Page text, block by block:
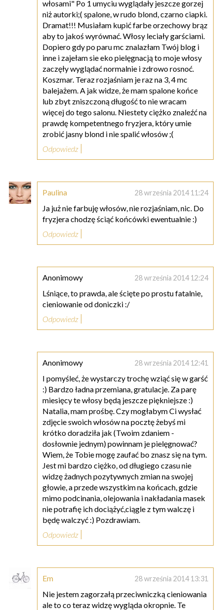
włosami" Po 1 umyciu wyglądały jeszcze gorzej
niż autorki;( spalone, w rudo blond, czarno ciapki.
Dramat!!! Musiałam kupić farbe orzechowy brąz
aby to jakoś wyrównać. Włosy leciały garściami.
Dopiero gdy po paru mc znalazłam Twój blog i
inne i zajełam sie eko pielęgnacją to moje włosy
zaczęły wyglądać normalnie i zdrowo rosnoć.
Koszmar. Teraz rozjaśniam je raz na 3, 4 mc
balejażem. A jak widze, że mam spalone końce
lub zbyt zniszczoną długość to nie wracam
więcej do tego salonu. Niestety ciężko znaleźć na
prawdę kompetentnego fryzjera, który umie
zrobić jasny blond i nie spalić włosów ;(
Odpowiedz
Paulina 28 września 2014 11:24
Ja już nie farbuję włosów, nie rozjaśniam, nic. Do
fryzjera chodzę ściąć końcówki ewentualnie :)
Odpowiedz
Anonimowy 28 września 2014 12:24
Lśniące, to prawda, ale ścięte po prostu fatalnie,
cieniowanie od doniczki :/
Odpowiedz
Anonimowy 28 września 2014 12:41
I pomyśleć, że wystarczy trochę wziąć się w garść
:) Bardzo ładna przemiana, gratulacje. Za parę
miesięcy te włosy będą jeszcze piękniejsze :)
Natalia, mam prośbę. Czy mogłabym Ci wysłać
zdjęcie swoich włosów na pocztę żebyś mi
krótko doradziła jak (Twoim zdaniem -
dosłownie jednym) powinnam je pielęgnować?
Wiem, że Tobie mogę zaufać bo znasz się na tym.
Jest mi bardzo ciężko, od długiego czasu nie
widzę żadnych pozytywnych zmian na swojej
głowie, a przede wszystkim na końcach, gdzie
mimo podcinania, olejowania i nakładania masek
nie potrafię ich dociążyć,ciągle z tym walczę i
będę walczyć :) Pozdrawiam.
Odpowiedz
Em 28 września 2014 13:31
Nie jestem zagorzałą przeciwniczką cieniowania
ale to co teraz widzę wygląda okropnie. Te